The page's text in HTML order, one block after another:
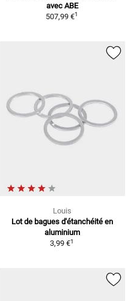
avec ABE
507,99 €1
Louis
Lot de bagues d'étanchéité en
aluminium
3,99 €1